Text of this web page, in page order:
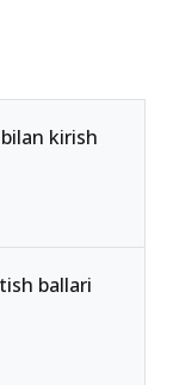
kirish
ballari